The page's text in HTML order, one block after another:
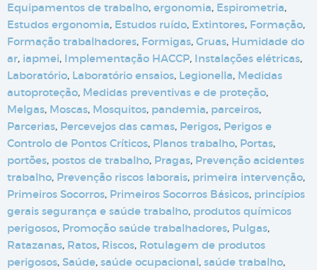
Equipamentos de trabalho, ergonomia, Espirometria,
Estudos ergonomia, Estudos ruído, Extintores, Formação,
Formação trabalhadores, Formigas, Gruas, Humidade do
ar, iapmei, Implementação HACCP, Instalações elétricas,
Laboratório, Laboratório ensaios, Legionella, Medidas
autoproteção, Medidas preventivas e de proteção,
Melgas, Moscas, Mosquitos, pandemia, parceiros,
Parcerias, Percevejos das camas, Perigos, Perigos e
Controlo de Pontos Críticos, Planos trabalho, Portas,
portões, postos de trabalho, Pragas, Prevenção acidentes
trabalho, Prevenção riscos laborais, primeira intervenção,
Primeiros Socorros, Primeiros Socorros Básicos, princípios
gerais segurança e saúde trabalho, produtos químicos
perigosos, Promoção saúde trabalhadores, Pulgas,
Ratazanas, Ratos, Riscos, Rotulagem de produtos
perigosos, Saúde, saúde ocupacional, saúde trabalho,